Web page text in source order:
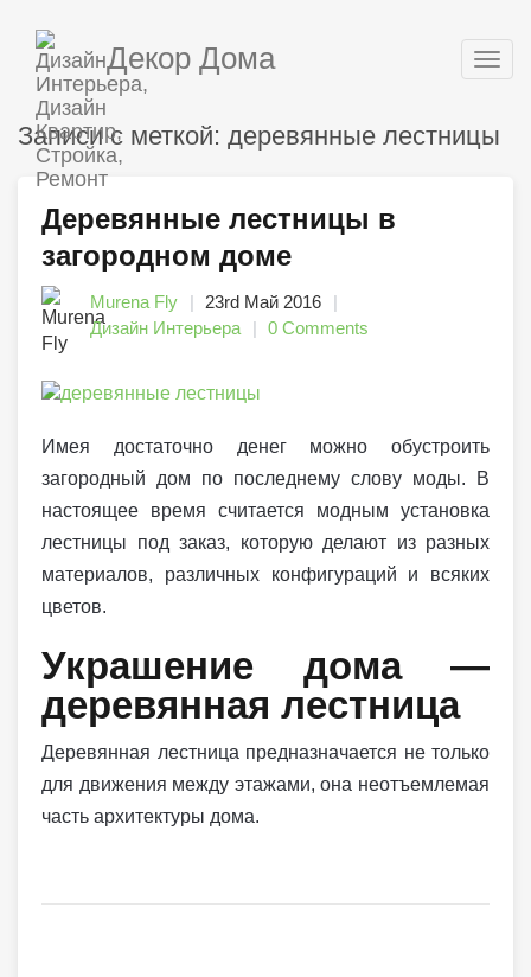
Декор Дома
Записи с меткой: деревянные лестницы
Деревянные лестницы в
загородном доме
Murena Fly
23rd Май 2016
Дизайн Интерьера
0 Comments
Имея достаточно денег можно обустроить
загородный дом по последнему слову моды. В
настоящее время считается модным установка
лестницы под заказ, которую делают из разных
материалов, различных конфигураций и всяких
цветов.
Украшение дома —
деревянная лестница
Деревянная лестница предназначается не только
для движения между этажами, она неотъемлемая
часть архитектуры дома.